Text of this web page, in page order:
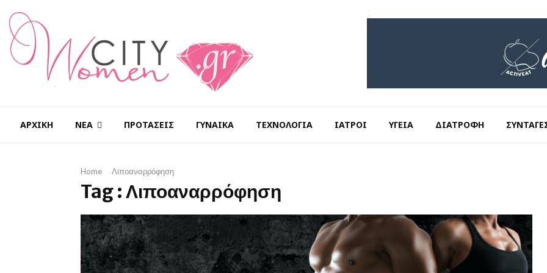
ΑΡΧΙΚΉ ΝΈΑ ΠΡΟΤΆΣΕΙΣ ΓΥΝΑΊΚΑ ΤΕΧΝΟΛΟΓΊΑ ΙΑΤΡΟΊ ΥΓΕΊΑ ΔΙΑΤΡΟΦΉ
Home Λιποαναρρόφηση
Tag : Λιποαναρρόφηση